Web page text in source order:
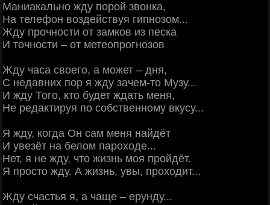
Маниакально жду порой звонка,
На телефон воздействуя гипнозом...
Жду прочности от замков из песка
И точности – от метеопрогнозов
Жду часа своего, а может – дня,
С недавних пор я жду зачем-то Музу...
И жду Того, кто будет ждать меня,
Не редактируя по собственному вкусу...
Я жду, когда Он сам меня найдёт
И увезёт на белом пароходе...
Нет, я не жду, что жизнь моя пройдёт.
Я просто жду. А жизнь, увы, проходит...
Жду счастья я, а чаще – ерунду...